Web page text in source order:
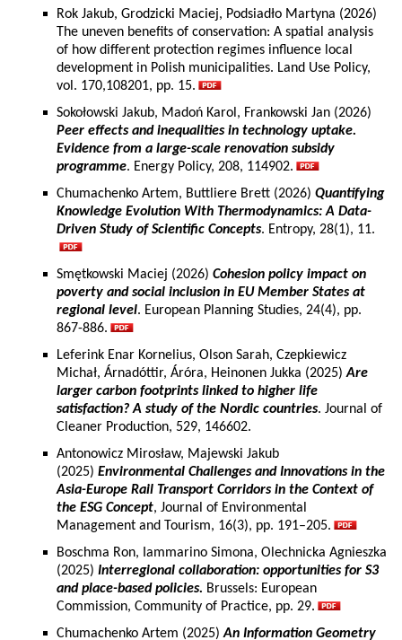
Rok Jakub, Grodzicki Maciej, Podsiadło Martyna (2026)
The uneven benefits of conservation: A spatial analysis
of how different protection regimes influence local
development in Polish municipalities. Land Use Policy,
vol. 170,108201, pp. 15.
Sokołowski Jakub, Madoń Karol, Frankowski Jan (2026)
Peer effects and inequalities in technology uptake.
Evidence from a large-scale renovation subsidy
programme. Energy Policy, 208, 114902.
Chumachenko Artem, Buttliere Brett (2026) Quantifying
Knowledge Evolution With Thermodynamics: A Data-
Driven Study of Scientific Concepts. Entropy, 28(1), 11.
Smętkowski Maciej (2026) Cohesion policy impact on
poverty and social inclusion in EU Member States at
regional level. European Planning Studies, 24(4), pp.
867-886.
Leferink Enar Kornelius, Olson Sarah, Czepkiewicz
Michał, Árnadóttir, Áróra, Heinonen Jukka (2025)Are
larger carbon footprints linked to higher life
satisfaction? A study of the Nordic countries. Journal of
Cleaner Production, 529, 146602.
Antonowicz Mirosław, Majewski Jakub
(2025) Environmental Challenges and Innovations in the
Asia-Europe Rail Transport Corridors in the Context of
the ESG Concept, Journal of Environmental
Management and Tourism, 16(3), pp. 191–205.
Boschma Ron, Iammarino Simona, Olechnicka Agnieszka
(2025) Interregional collaboration: opportunities for S3
and place-based policies. Brussels: European
Commission, Community of Practice, pp. 29.
Chumachenko Artem (2025)An Information Geometry